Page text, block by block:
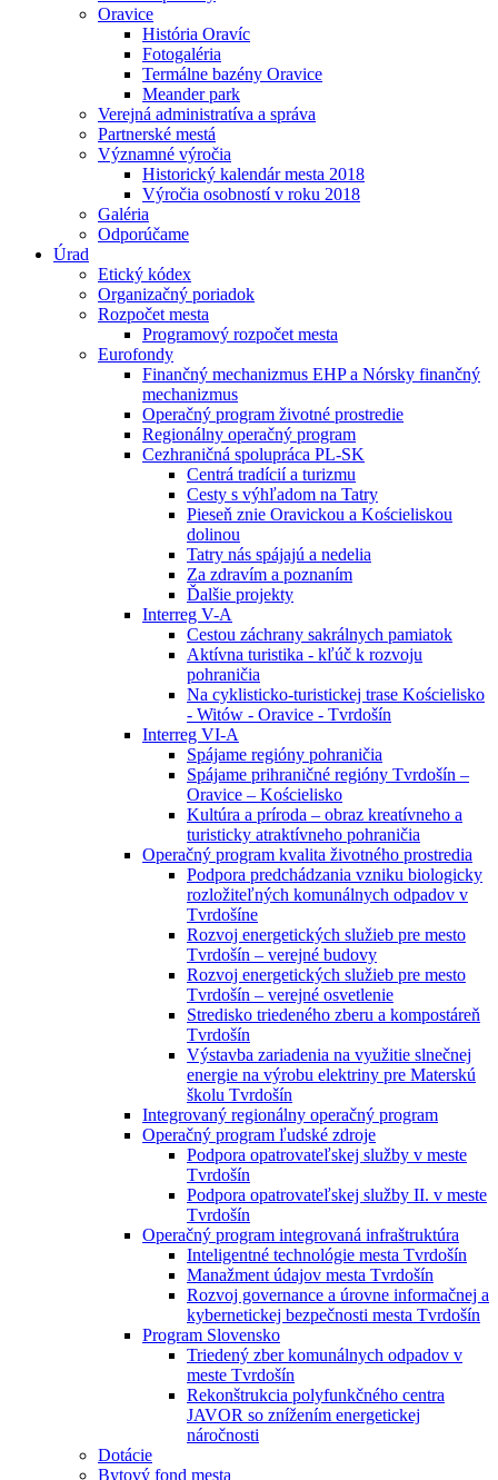
Oravice
História Oravíc
Fotogaléria
Termálne bazény Oravice
Meander park
Verejná administratíva a správa
Partnerské mestá
Významné výročia
Historický kalendár mesta 2018
Výročia osobností v roku 2018
Galéria
Odporúčame
Úrad
Etický kódex
Organizačný poriadok
Rozpočet mesta
Programový rozpočet mesta
Eurofondy
Finančný mechanizmus EHP a Nórsky finančný
mechanizmus
Operačný program životné prostredie
Regionálny operačný program
Cezhraničná spolupráca PL-SK
Centrá tradícií a turizmu
Cesty s výhľadom na Tatry
Pieseň znie Oravickou a Kościeliskou
dolinou
Tatry nás spájajú a nedelia
Za zdravím a poznaním
Ďalšie projekty
Interreg V-A
Cestou záchrany sakrálnych pamiatok
Aktívna turistika - kľúč k rozvoju
pohraničia
Na cyklisticko-turistickej trase Kościelisko
- Witów - Oravice - Tvrdošín
Interreg VI-A
Spájame regióny pohraničia
Spájame prihraničné regióny Tvrdošín –
Oravice – Kościelisko
Kultúra a príroda – obraz kreatívneho a
turisticky atraktívneho pohraničia
Operačný program kvalita životného prostredia
Podpora predchádzania vzniku biologicky
rozložiteľných komunálnych odpadov v
Tvrdošíne
Rozvoj energetických služieb pre mesto
Tvrdošín – verejné budovy
Rozvoj energetických služieb pre mesto
Tvrdošín – verejné osvetlenie
Stredisko triedeného zberu a kompostáreň
Tvrdošín
Výstavba zariadenia na využitie slnečnej
energie na výrobu elektriny pre Materskú
školu Tvrdošín
Integrovaný regionálny operačný program
Operačný program ľudské zdroje
Podpora opatrovateľskej služby v meste
Tvrdošín
Podpora opatrovateľskej služby II. v meste
Tvrdošín
Operačný program integrovaná infraštruktúra
Inteligentné technológie mesta Tvrdošín
Manažment údajov mesta Tvrdošín
Rozvoj governance a úrovne informačnej a
kybernetickej bezpečnosti mesta Tvrdošín
Program Slovensko
Triedený zber komunálnych odpadov v
meste Tvrdošín
Rekonštrukcia polyfunkčného centra
JAVOR so znížením energetickej
náročnosti
Dotácie
Bytový fond mesta